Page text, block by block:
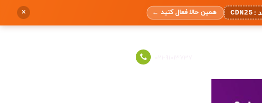
CDN25 همین حالا فعال کنید ←
×